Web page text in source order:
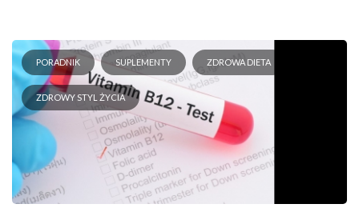
PORADNIK SUPLEMENTY ZDROWA DIETA
ZDROWY STYL ŻYCIA